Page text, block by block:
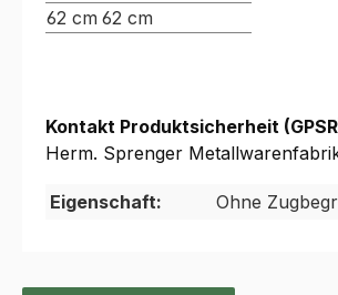
62 cm 62 cm
Kontakt Produktsicherheit
Herm. Sprenger
Eigenschaft: Ohne